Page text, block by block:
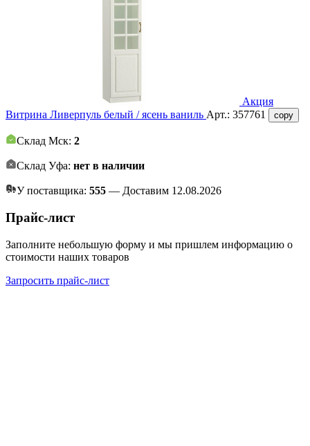
Акция
Витрина Ливерпуль белый / ясень ваниль Арт.: 357761 copy
Склад Мск: 2
Склад Уфа: нет в наличии
У поставщика: 555 — Доставим 12.08.2026
Прайс-лист
Заполните небольшую форму и мы пришлем информацию о
стоимости наших товаров
Запросить прайс-лист